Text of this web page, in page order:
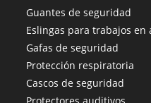
nueva
pestaña
una
pestaña
una
nueva
pestaña
Guantes de seguridad
Eslingas para trabajos en
Gafas de seguridad
Protección respiratoria
Cascos de seguridad